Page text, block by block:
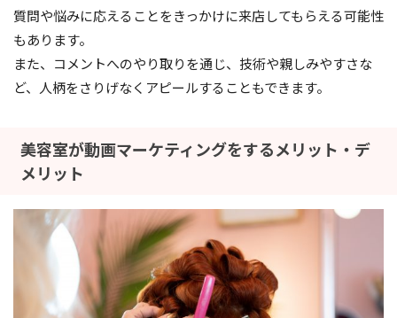
質問や悩みに応えることをきっかけに来店してもらえる可能性
もあります。
また、コメントへのやり取りを通じ、技術や親しみやすさな
ど、人柄をさりげなくアピールすることもできます。
美容室が動画マーケティングをするメリット・デ
メリット